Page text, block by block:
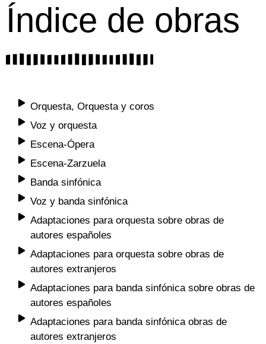
Índice de obras
Orquesta, Orquesta y coros
Voz y orquesta
Escena-Ópera
Escena-Zarzuela
Banda sinfónica
Voz y banda sinfónica
Adaptaciones para orquesta sobre obras de
autores españoles
Adaptaciones para orquesta sobre obras de
autores extranjeros
Adaptaciones para banda sinfónica sobre obras de
autores españoles
Adaptaciones para banda sinfónica obras de
autores extranjeros